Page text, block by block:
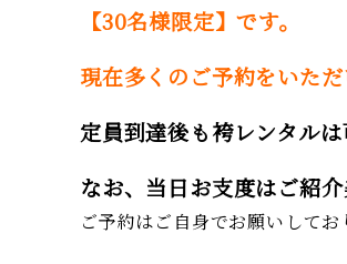
【30名様限定】です。
現在多くのご予約をいた
定員到達後も袴レンタルは
なお、当日お支度はご紹
ご予約はご自身でお願いしてお